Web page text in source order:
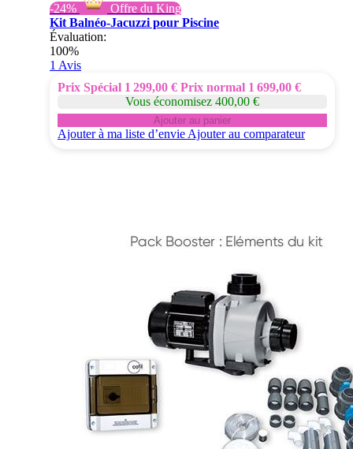
-24%
Offre du King
Kit Balnéo-Jacuzzi pour Piscine
Évaluation:
100%
1 Avis
Prix Spécial 1 299,00 € Prix normal 1 699,00 €
Vous économisez 400,00 €
Ajouter au panier
Ajouter à ma liste d’envie Ajouter au comparateur